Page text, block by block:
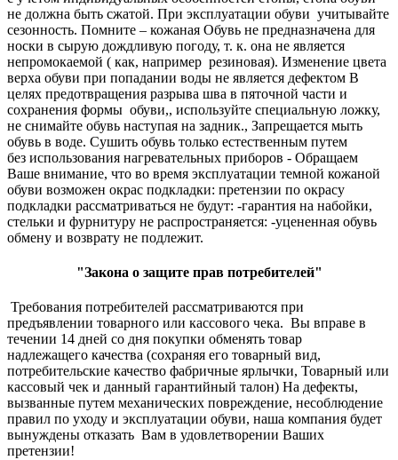
не должна быть сжатой. При эксплуатации обуви учитывайте
сезонность. Помните – кожаная Обувь не предназначена для
носки в сырую дождливую погоду, т. к. она не является
непромокаемой ( как, например резиновая). Изменение цвета
верха обуви при попадании воды не является дефектом В
целях предотвращения разрыва шва в пяточной части и
сохранения формы обуви,, используйте специальную ложку,
не снимайте обувь наступая на задник., Запрещается мыть
обувь в воде. Сушить обувь только естественным путем
без использования нагревательных приборов - Обращаем
Ваше внимание, что во время эксплуатации темной кожаной
обуви возможен окрас подкладки: претензии по окрасу
подкладки рассматриваться не будут: -гарантия на набойки,
стельки и фурнитуру не распространяется: -уцененная обувь
обмену и возврату не подлежит.
"Закона о защите прав потребителей"
Требования потребителей рассматриваются при
предъявлении товарного или кассового чека. Вы вправе в
течении 14 дней со дня покупки обменять товар
надлежащего качества (сохраняя его товарный вид,
потребительские качество фабричные ярлычки, Товарный или
кассовый чек и данный гарантийный талон) На дефекты,
вызванные путем механических повреждение, несоблюдение
правил по уходу и эксплуатации обуви, наша компания будет
вынуждены отказать Вам в удовлетворении Ваших
претензии!